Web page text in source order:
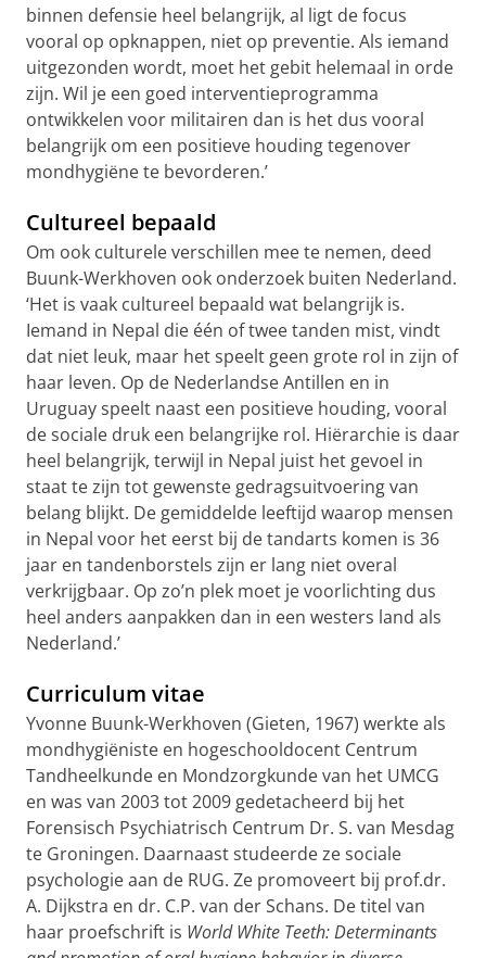
binnen defensie heel belangrijk, al ligt de focus
vooral op opknappen, niet op preventie. Als iemand
uitgezonden wordt, moet het gebit helemaal in orde
zijn. Wil je een goed interventieprogramma
ontwikkelen voor militairen dan is het dus vooral
belangrijk om een positieve houding tegenover
mondhygiëne te bevorderen.’
Cultureel bepaald
Om ook culturele verschillen mee te nemen, deed
Buunk-Werkhoven ook onderzoek buiten Nederland.
‘Het is vaak cultureel bepaald wat belangrijk is.
Iemand in Nepal die één of twee tanden mist, vindt
dat niet leuk, maar het speelt geen grote rol in zijn of
haar leven. Op de Nederlandse Antillen en in
Uruguay speelt naast een positieve houding, vooral
de sociale druk een belangrijke rol. Hiërarchie is daar
heel belangrijk, terwijl in Nepal juist het gevoel in
staat te zijn tot gewenste gedragsuitvoering van
belang blijkt. De gemiddelde leeftijd waarop mensen
in Nepal voor het eerst bij de tandarts komen is 36
jaar en tandenborstels zijn er lang niet overal
verkrijgbaar. Op zo’n plek moet je voorlichting dus
heel anders aanpakken dan in een westers land als
Nederland.’
Curriculum vitae
Yvonne Buunk-Werkhoven (Gieten, 1967) werkte als
mondhygiëniste en hogeschooldocent Centrum
Tandheelkunde en Mondzorgkunde van het UMCG
en was van 2003 tot 2009 gedetacheerd bij het
Forensisch Psychiatrisch Centrum Dr. S. van Mesdag
te Groningen. Daarnaast studeerde ze sociale
psychologie aan de RUG. Ze promoveert bij prof.dr.
A. Dijkstra en dr. C.P. van der Schans. De titel van
haar proefschrift is World White Teeth: Determinants